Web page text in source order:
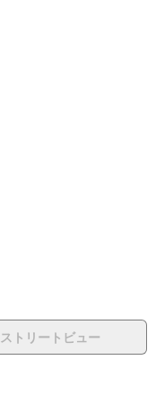
ストリートビュー